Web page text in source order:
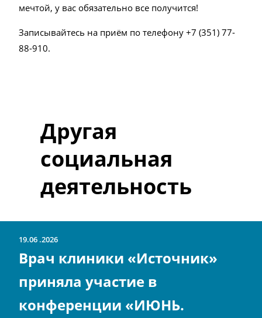
мечтой, у вас обязательно все получится!
Записывайтесь на приём по телефону +7 (351) 77-
88-910.
Другая
социальная
деятельность
19.06 2026
Врач клиники «Источник»
приняла участие в
конференции «ИЮНЬ.